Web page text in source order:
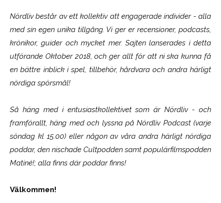
Nördliv består av ett kollektiv att engagerade individer - alla
med sin egen unika tillgång. Vi ger er recensioner, podcasts,
krönikor, guider och mycket mer. Sajten lanserades i detta
utförande Oktober 2018, och ger allt för att ni ska kunna få
en bättre inblick i spel, tillbehör, hårdvara och andra härligt
nördiga spörsmål!
Så häng med i entusiastkollektivet som ärNördliv- och
framförallt, häng med och lyssna på Nördliv Podcast (varje
söndag kl 15.00) eller någon av våra andra härligt nördiga
poddar, den nischade Cultpodden samt populärfilmspodden
Matiné!; alla finns där poddar finns!
Välkommen!